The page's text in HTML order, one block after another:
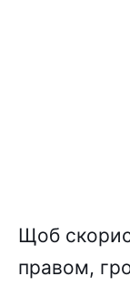
Щоб
правом,